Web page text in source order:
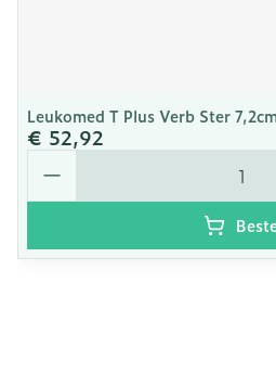
Leukomed T Plus Verb Ster
€ 52,92
Aantal